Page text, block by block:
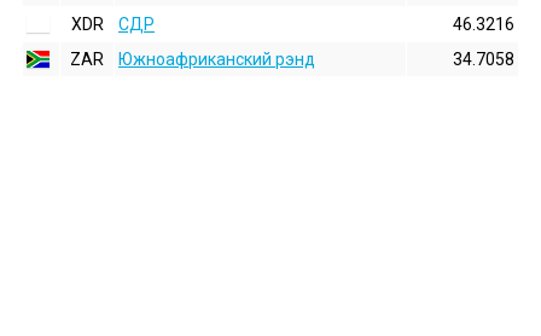
XDR
СДР
46.3216
ZAR
Южноафриканский рэнд 34.7058